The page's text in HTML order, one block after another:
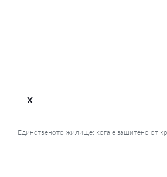
x
Единственото жилище: кога е защитено от